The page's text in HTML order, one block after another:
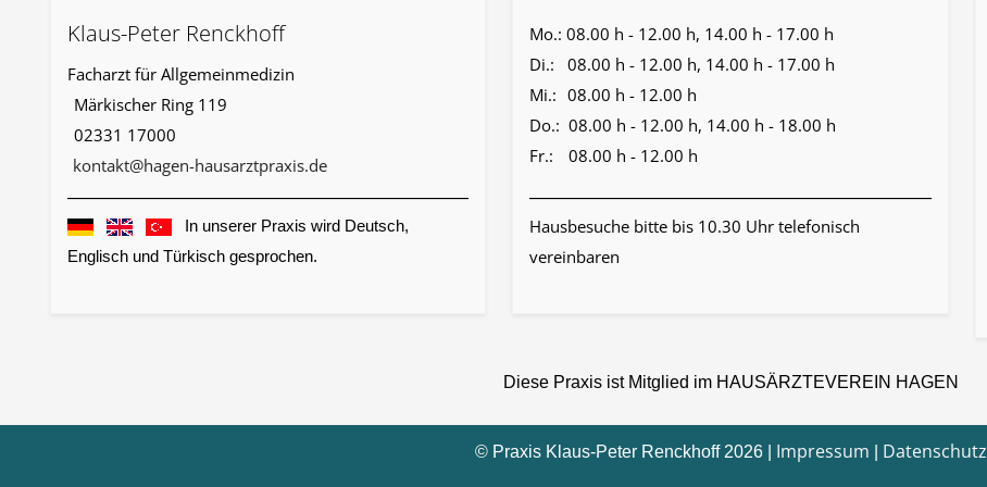
Klaus-Peter Renckhoff
Facharzt für Allgemeinmedizin
Märkischer Ring 119
02331 17000
kontakt@hagen-hausarztpraxis.de
In unserer Praxis wird Deutsch,
Englisch und Türkisch gesprochen.
Mo.: 08.00 h - 12.00 h, 14.00 h - 17.00 h
Di.:
08.00 h - 12.00 h, 14.00 h - 17.00 h
Mi.: 08.00 h - 12.00 h
Do.: 08.00 h - 12.00 h, 14.00 h - 18.00 h
Fr.:
08.00 h - 12.00 h
Hausbesuche bitte bis 10.30 Uhr telefonisch
vereinbaren
Diese Praxis ist Mitglied im HAUSÄRZTEVEREIN HAGEN
© Praxis Klaus-Peter Renckhoff 2026 | Impressum Datenschutz